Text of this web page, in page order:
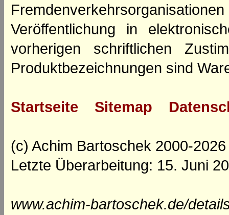
Veröffentlichung in
vorherigen schriftlichen
Produktbezeichnungen sind
Startseite Sitemap
(c) Achim Bartoschek 2000-2026
Letzte Überarbeitung: 15. Juni
www.achim-bartoschek.de/